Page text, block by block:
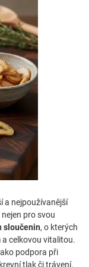
a nejpoužívanější
pro svou
sloučenin, o kterých
celkovou vitalitou.
podpora při
tlak či trávení.